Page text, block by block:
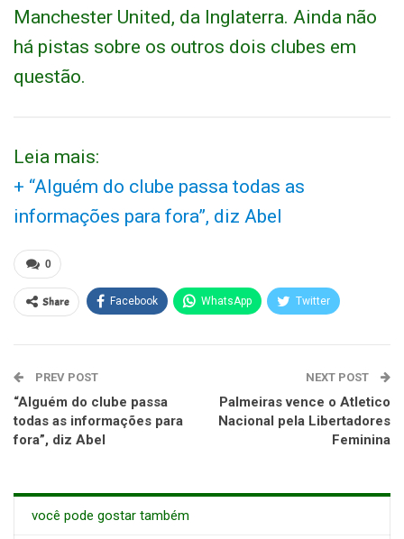
Manchester United, da Inglaterra. Ainda não
há pistas sobre os outros dois clubes em
questão.
Leia mais:
+ “Alguém do clube passa todas as
informações para fora”, diz Abel
0
Share Facebook WhatsApp Twitter
PREV POST
“Alguém do clube passa
todas as informações para
fora”, diz Abel
NEXT POST
Palmeiras vence o Atletico
Nacional pela Libertadores
Feminina
você pode gostar também